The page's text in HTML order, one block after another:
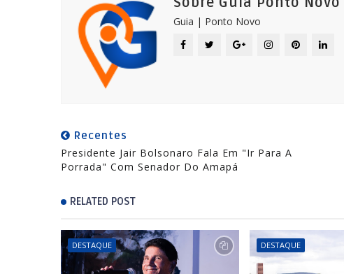
Guia | Ponto Novo
Recentes
Presidente Jair Bolsonaro Fala Em "ir Para A
Porrada" Com Senador Do Amapá
RELATED POST
DESTAQUE DESTAQUE